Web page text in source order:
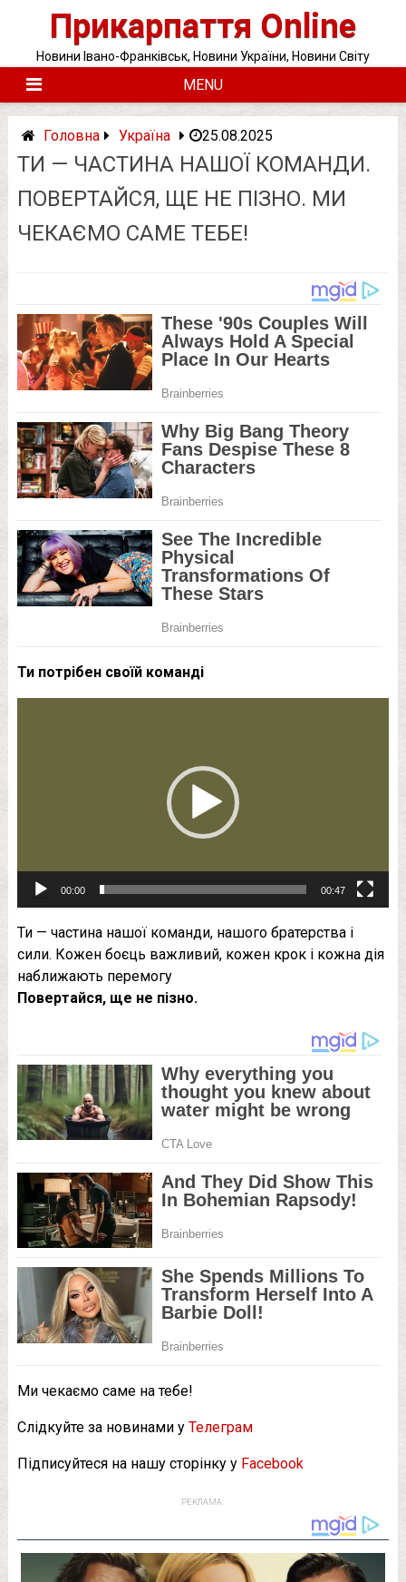
Прикарпаття Online
Новини Івано-Франківськ, Новини України, Новини Світу
MENU
Головна Україна 25.08.2025
ТИ — ЧАСТИНА НАШОЇ КОМАНДИ.
ПОВЕРТАЙСЯ, ЩЕ НЕ ПІЗНО. МИ
ЧЕКАЄМО САМЕ ТЕБЕ!
Ти потрібен своїй команді
00:00 00:47
Ти — частина нашої команди, нашого братерства і
сили. Кожен боєць важливий, кожен крок і кожна дія
наближають перемогу
Повертайся, ще не пізно.
Ми чекаємо саме на тебе!
Слідкуйте за новинами у Телеграм
Підписуйтеся на нашу сторінку у Facebook
РЕКЛАМА: